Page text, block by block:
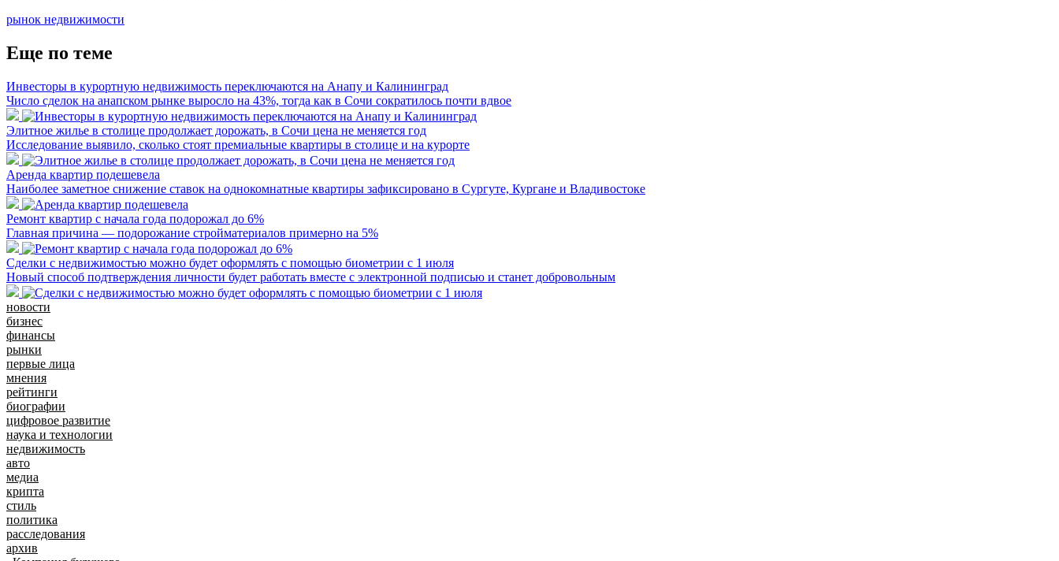
рынок недвижимости
Еще по теме
Инвесторы в курортную недвижимость переключаются на Анапу и Калининград
Число сделок на анапском рынке выросло на 43%, тогда как в Сочи сократилось почти вдвое
Элитное жилье в столице продолжает дорожать, в Сочи цена не меняется год
Исследование выявило, сколько стоят премиальные квартиры в столице и на курорте
Аренда квартир подешевела
Наиболее заметное снижение ставок на однокомнатные квартиры зафиксировано в Сургуте, Кургане и Владивостоке
Ремонт квартир с начала года подорожал до 6%
Главная причина — подорожание стройматериалов примерно на 5%
Сделки с недвижимостью можно будет оформлять с помощью биометрии с 1 июля
Новый способ подтверждения личности будет работать вместе с электронной подписью и станет добровольным
новости
бизнес
финансы
рынки
первые лица
мнения
рейтинги
биографии
цифровое развитие
наука и технологии
недвижимость
авто
медиа
крипта
стиль
политика
расследования
архив